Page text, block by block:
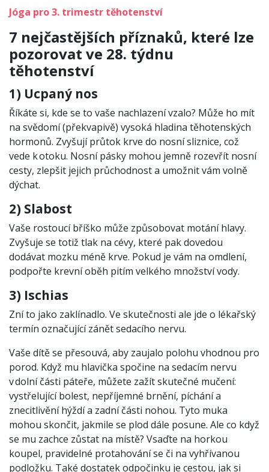
Jóga pro 3. trimestr těhotenství
7 nejčastějších příznaků, které lze
pozorovat ve 28. týdnu
těhotenství
1) Ucpaný nos
Říkáte si, kde se to vaše nachlazení vzalo? Může ho mít
na svědomí (překvapivě) vysoká hladina těhotenských
hormonů. Zvyšují průtok krve do nosní sliznice, což
vede k otoku. Nosní pásky mohou jemně rozevřít nosní
cesty, zlepšit jejich průchodnost a umožnit vám volně
dýchat.
2) Slabost
Vaše rostoucí bříško může způsobovat motání hlavy.
Zvyšuje se totiž tlak na cévy, které pak dovedou
dodávat mozku méně krve. Pokud je vám na omdlení,
podpořte krevní oběh pitím velkého množství vody.
3) Ischias
Zní to jako zaklínadlo. Ve skutečnosti ale jde o lékařský
termín označující zánět sedacího nervu.
Vaše dítě se přesouvá, aby zaujalo polohu vhodnou pro
porod. Když mu hlavička spočine na sedacím nervu
v dolní části páteře, můžete zažít skutečné mučení:
vystřelující bolest, nepříjemné brnění, píchání a
znecitlivění hýždí a zadní části nohou. Tyto muka
mohou skončit, jakmile se plod dále posune. Ale co když
se mu zachce zůstat na místě? Vsaďte na horkou
koupel, pravidelné protahování se či na vyhřívanou
podložku. Také dostatek odpočinku je cestou, jak si